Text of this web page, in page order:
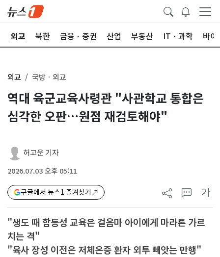
외교 북한 금융ㆍ증권 산업 부동산 ITㆍ과학 바이
외교 국방ㆍ외교
역대 육군교육사령관 "사관학교 통합은
심각한 오판…원점 재검토해야"
허고운 기자
2026.07.03 오후 05:11
구글에서 뉴스1 즐겨찾기 가
"생도 때 합동성 교육은 걸음마 아이에게 마라톤 가르
치는 격"
"육사 장성 이전은 저체온증 환자 외투 빼앗는 만행"